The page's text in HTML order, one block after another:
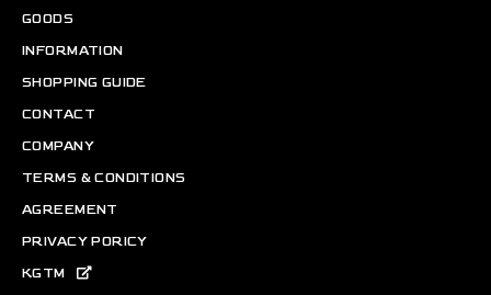
GOODS
INFORMATION
SHOPPING GUIDE
CONTACT
COMPANY
TERMS & CONDITIONS
AGREEMENT
PRIVACY PORICY
KGTM